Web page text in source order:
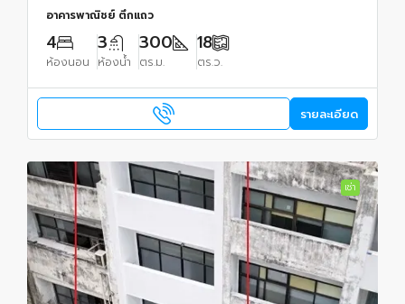
อาคารพาณิชย์ ตึกแถว
4
ห้องนอน
3
ห้องน้ำ
300
ตร.ม.
18
ตร.ว.
รายละเอียด
เช่า